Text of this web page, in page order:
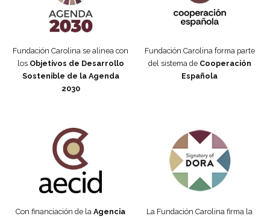
Fundación Carolina se alinea con
los Objetivos de Desarrollo
Sostenible de la Agenda
2030
Fundación Carolina forma parte
del sistema de Cooperación
Española
Con financiación de la Agencia
La Fundación Carolina firma la